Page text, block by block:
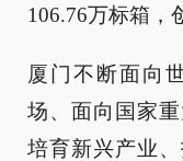
106.76万标箱，
厦门不断面向
场、面向国家
培育新兴产业